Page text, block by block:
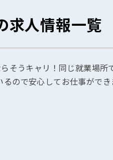
もどる
りリスト
わせ
求人情報一覧
そうキャリ！同じ就業場
ので安心してお仕事がで